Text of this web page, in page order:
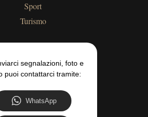
Sport
Turismo
segnalazioni, foto e
puoi contattarci tramite:
WhatsApp